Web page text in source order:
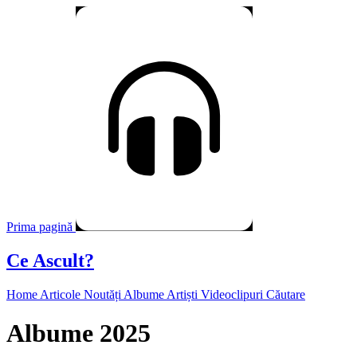
Prima pagină
Ce Ascult?
Home Articole Noutăți Albume Artiști Videoclipuri Căutare
Albume 2025